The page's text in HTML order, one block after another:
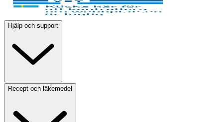
Hjälp och support
Recept och läkemedel